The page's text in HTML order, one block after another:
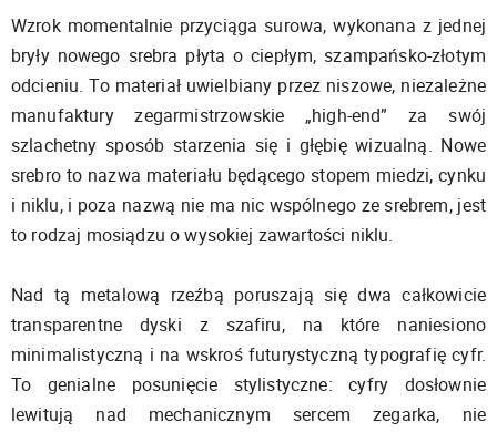
Wzrok momentalnie przyciąga surowa, wykonana z jednej
bryły nowego srebra płyta o ciepłym, szampańsko-złotym
odcieniu. To materiał uwielbiany przez niszowe, niezależne
manufaktury zegarmistrzowskie „high-end” za swój
szlachetny sposób starzenia się i głębię wizualną. Nowe
srebro to nazwa materiału będącego stopem miedzi, cynku
i niklu, i poza nazwą nie ma nic wspólnego ze srebrem, jest
to rodzaj mosiądzu o wysokiej zawartości niklu.
Nad tą metalową rzeźbą poruszają się dwa całkowicie
transparentne dyski z szafiru, na które naniesiono
minimalistyczną i na wskroś futurystyczną typografię cyfr.
To genialne posunięcie stylistyczne: cyfry dosłownie
lewitują nad mechanicznym sercem zegarka, nie